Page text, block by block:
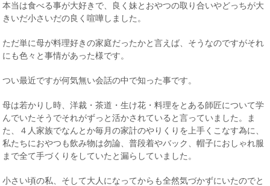
本当は食べる事が大好きで、良く妹とおやつの取り合いやどっちが大
きいだ小さいだの良く喧嘩しました。
ただ単に母が料理好きの家庭だったかと言えば、そうなのですがそれ
にも色々と事情があった様です。
つい最近ですが何気無い会話の中で知った事です。
母は若かりし時、洋裁・茶道・生け花・料理をとある師匠について学
んでいたそうでそれがずっと活かされていると言っていました。ま
た、４人家族でなんとか毎月の家計のやりくりを上手くこなす為に、
私たちにおやつも飲み物は勿論、普段着やバック、帽子におしゃれ服
まで全て手づくりをしていたと漏らしていました。
小さい頃の私、そして大人になってからも全然気づかずにいたのでと